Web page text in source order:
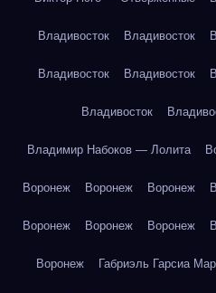
Владивосток Владивосток
Владивосток Владивосток
Владивосток
Владимир Набоков — Лолита
Воронеж Воронеж Воронеж
Воронеж Воронеж Воронеж
Воронеж Габриэль Гарсиа